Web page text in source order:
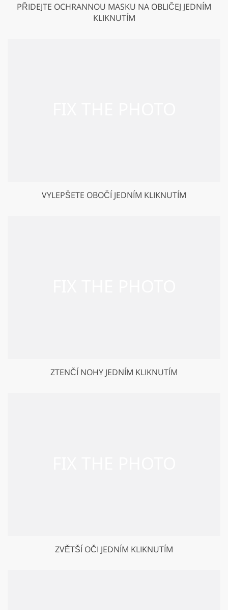
PŘIDEJTE OCHRANNOU MASKU NA OBLIČEJ JEDNÍM
KLIKNUTÍM
VYLEPŠETE OBOČÍ JEDNÍM KLIKNUTÍM
ZTENČÍ NOHY JEDNÍM KLIKNUTÍM
ZVĚTŠÍ OČI JEDNÍM KLIKNUTÍM